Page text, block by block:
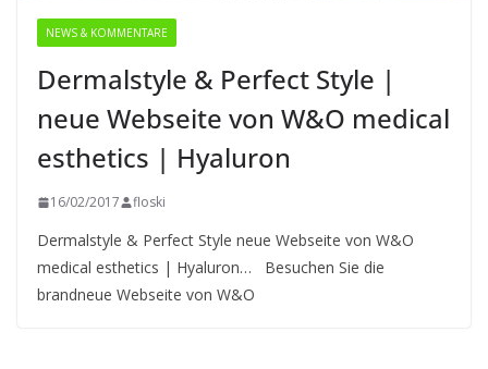
NEWS & KOMMENTARE
Dermalstyle & Perfect Style |
neue Webseite von W&O medical
esthetics | Hyaluron
16/02/2017 floski
Dermalstyle & Perfect Style neue Webseite von W&O
medical esthetics | Hyaluron… Besuchen Sie die
brandneue Webseite von W&O